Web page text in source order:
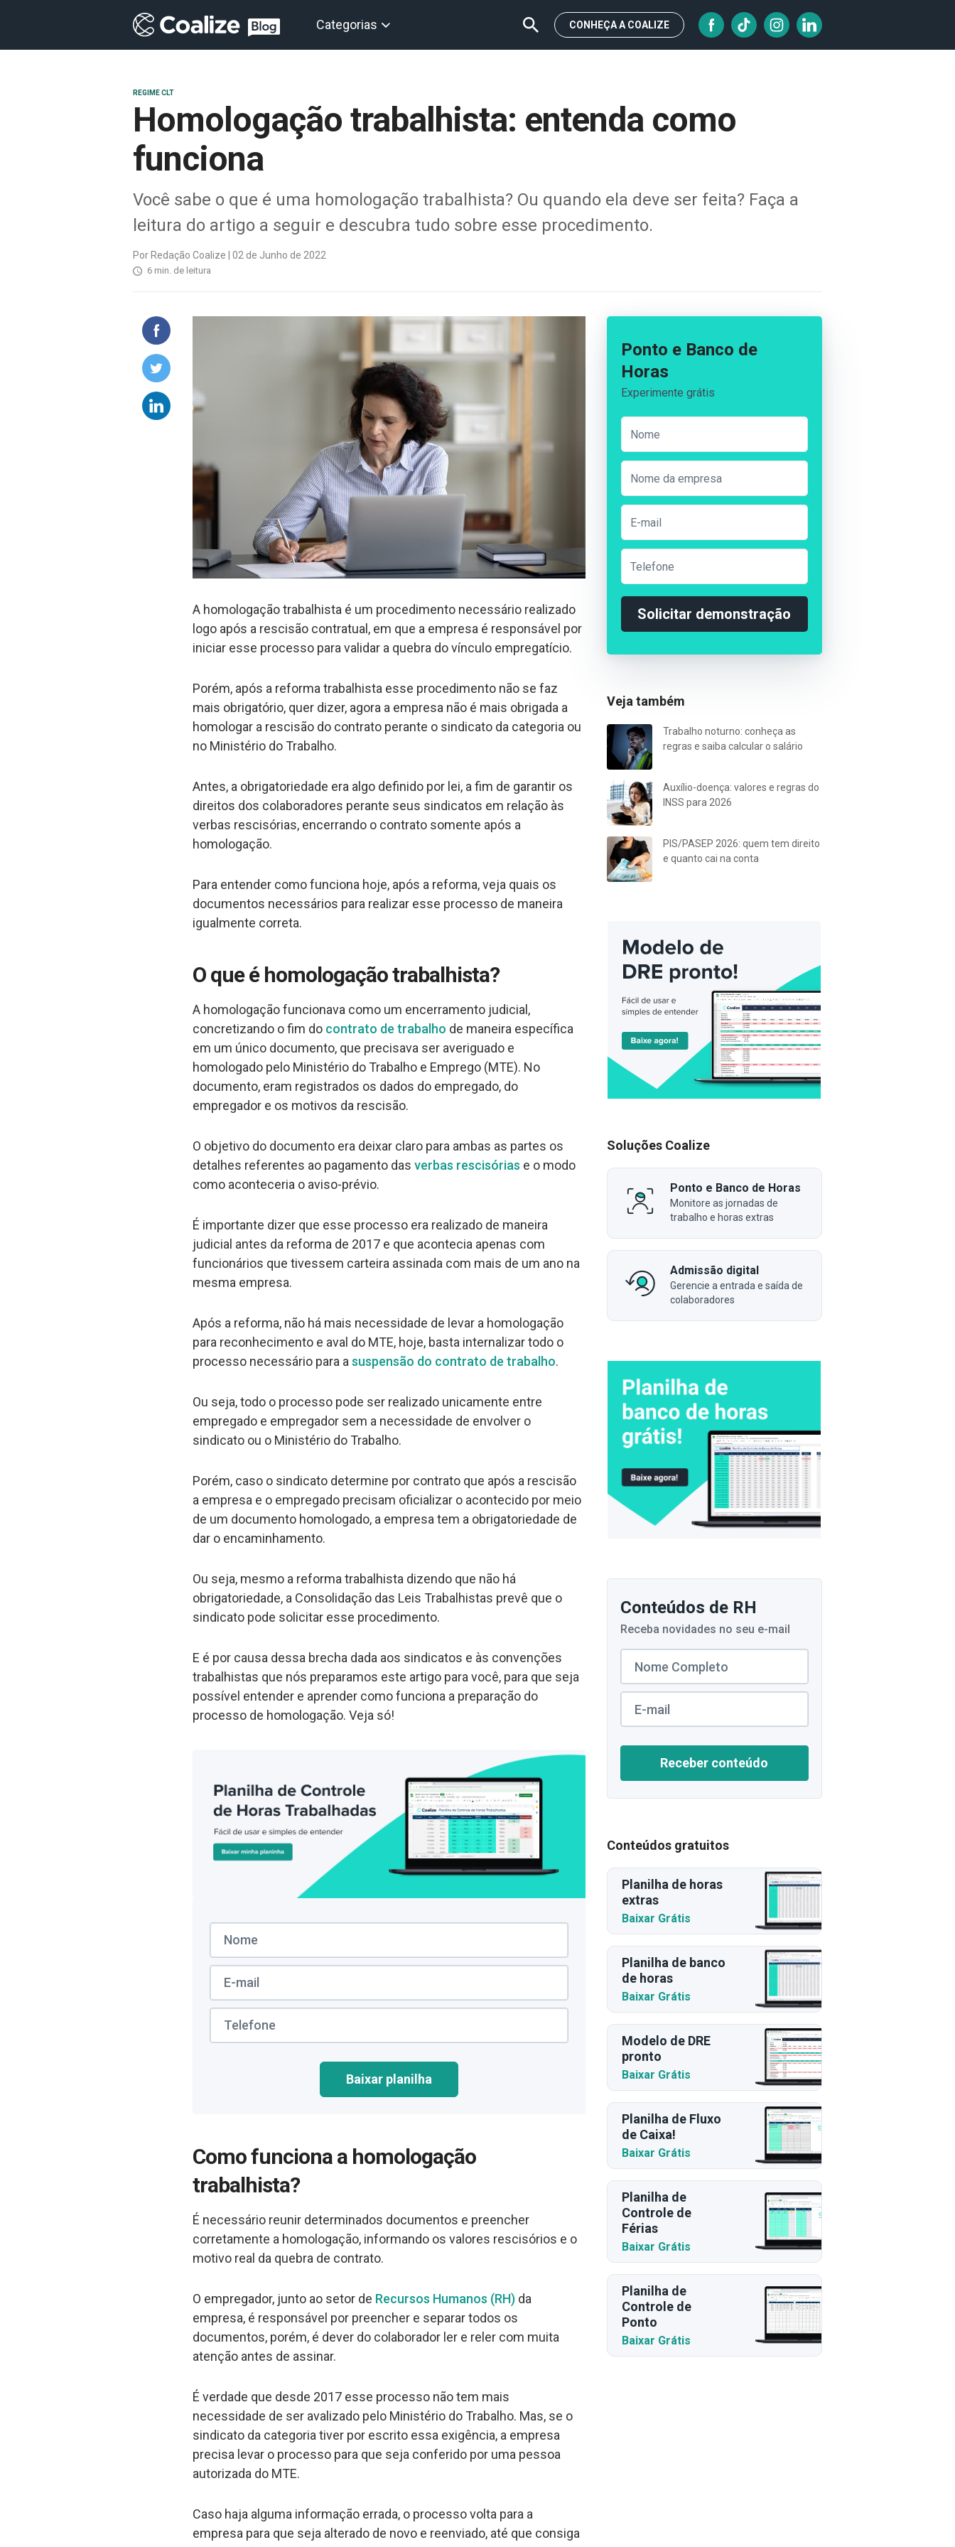
Categorias CONHEÇA A COALIZE
REGIME CLT
Homologação trabalhista: entenda como
funciona
Você sabe o que é uma homologação trabalhista? Ou quando ela deve ser feita? Faça a
leitura do artigo a seguir e descubra tudo sobre esse procedimento.
Por Redação Coalize | 02 de Junho de 2022
6 min. de leitura
A homologação trabalhista é um procedimento necessário realizado
logo após a rescisão contratual, em que a empresa é responsável por
iniciar esse processo para validar a quebra do vínculo empregatício.
Porém, após a reforma trabalhista esse procedimento não se faz
mais obrigatório, quer dizer, agora a empresa não é mais obrigada a
homologar a rescisão do contrato perante o sindicato da categoria ou
no Ministério do Trabalho.
Antes, a obrigatoriedade era algo definido por lei, a fim de garantir os
direitos dos colaboradores perante seus sindicatos em relação às
verbas rescisórias, encerrando o contrato somente após a
homologação.
Para entender como funciona hoje, após a reforma, veja quais os
documentos necessários para realizar esse processo de maneira
igualmente correta.
O que é homologação trabalhista?
A homologação funcionava como um encerramento judicial,
concretizando o fim do contrato de trabalho de maneira específica
em um único documento, que precisava ser averiguado e
homologado pelo Ministério do Trabalho e Emprego (MTE). No
documento, eram registrados os dados do empregado, do
empregador e os motivos da rescisão.
O objetivo do documento era deixar claro para ambas as partes os
detalhes referentes ao pagamento das verbas rescisórias e o modo
como aconteceria o aviso-prévio.
É importante dizer que esse processo era realizado de maneira
judicial antes da reforma de 2017 e que acontecia apenas com
funcionários que tivessem carteira assinada com mais de um ano na
mesma empresa.
Após a reforma, não há mais necessidade de levar a homologação
para reconhecimento e aval do MTE, hoje, basta internalizar todo o
processo necessário para a suspensão do contrato de trabalho.
Ou seja, todo o processo pode ser realizado unicamente entre
empregado e empregador sem a necessidade de envolver o
sindicato ou o Ministério do Trabalho.
Porém, caso o sindicato determine por contrato que após a rescisão
a empresa e o empregado precisam oficializar o acontecido por meio
de um documento homologado, a empresa tem a obrigatoriedade de
dar o encaminhamento.
Ou seja, mesmo a reforma trabalhista dizendo que não há
obrigatoriedade, a Consolidação das Leis Trabalhistas prevê que o
sindicato pode solicitar esse procedimento.
E é por causa dessa brecha dada aos sindicatos e às convenções
trabalhistas que nós preparamos este artigo para você, para que seja
possível entender e aprender como funciona a preparação do
processo de homologação. Veja só!
Baixar planilha
Como funciona a homologação
trabalhista?
É necessário reunir determinados documentos e preencher
corretamente a homologação, informando os valores rescisórios e o
motivo real da quebra de contrato.
O empregador, junto ao setor de Recursos Humanos (RH) da
empresa, é responsável por preencher e separar todos os
documentos, porém, é dever do colaborador ler e reler com muita
atenção antes de assinar.
É verdade que desde 2017 esse processo não tem mais
necessidade de ser avalizado pelo Ministério do Trabalho. Mas, se o
sindicato da categoria tiver por escrito essa exigência, a empresa
precisa levar o processo para que seja conferido por uma pessoa
autorizada do MTE.
Caso haja alguma informação errada, o processo volta para a
empresa para que seja alterado de novo e reenviado, até que consiga
Ponto e Banco de
Horas
Experimente grátis
Solicitar demonstração
Veja também
Trabalho noturno: conheça as
regras e saiba calcular o salário
Auxílio-doença: valores e regras do
INSS para 2026
PIS/PASEP 2026: quem tem direito
e quanto cai na conta
Soluções Coalize
Ponto e Banco de Horas
Monitore as jornadas de
trabalho e horas extras
Admissão digital
Gerencie a entrada e saída de
colaboradores
Conteúdos de RH
Receba novidades no seu e-mail
Receber conteúdo
Conteúdos gratuitos
Planilha de horas
extras
Baixar Grátis
Planilha de banco
de horas
Baixar Grátis
Modelo de DRE
pronto
Baixar Grátis
Planilha de Fluxo
de Caixa!
Baixar Grátis
Planilha de
Controle de
Férias
Baixar Grátis
Planilha de
Controle de
Ponto
Baixar Grátis